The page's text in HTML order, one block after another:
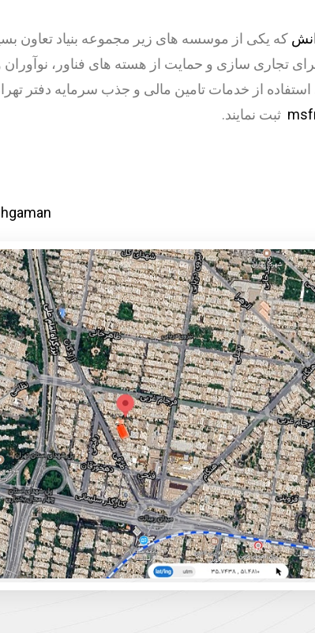
که یکی از موسسه های زیر مجموعه بنیاد تعاون
تجاری سازی و حمایت از هسته های فناور، نوآوران و
از خدمات تامین مالی و جذب سرمایه دفتر
ثبت نمایند.